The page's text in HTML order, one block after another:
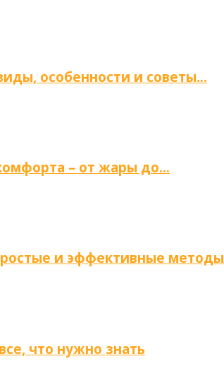
особенности и советы…
– от жары до…
и эффективные методы
что нужно знать